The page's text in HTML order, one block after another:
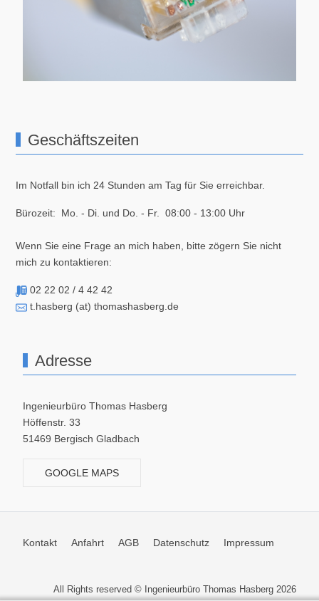
Geschäftszeiten
Im Notfall bin ich 24 Stunden am Tag für Sie erreichbar.
Bürozeit: Mo. - Di. und Do. - Fr. 08:00 - 13:00 Uhr
Wenn Sie eine Frage an mich haben, bitte zögern Sie nicht
mich zu kontaktieren:
02 22 02 / 4 42 42
t.hasberg (at) thomashasberg.de
Adresse
Ingenieurbüro Thomas Hasberg
Höffenstr. 33
51469 Bergisch Gladbach
GOOGLE MAPS
Kontakt Anfahrt AGB Datenschutz Impressum
All Rights reserved © Ingenieurbüro Thomas Hasberg 2026